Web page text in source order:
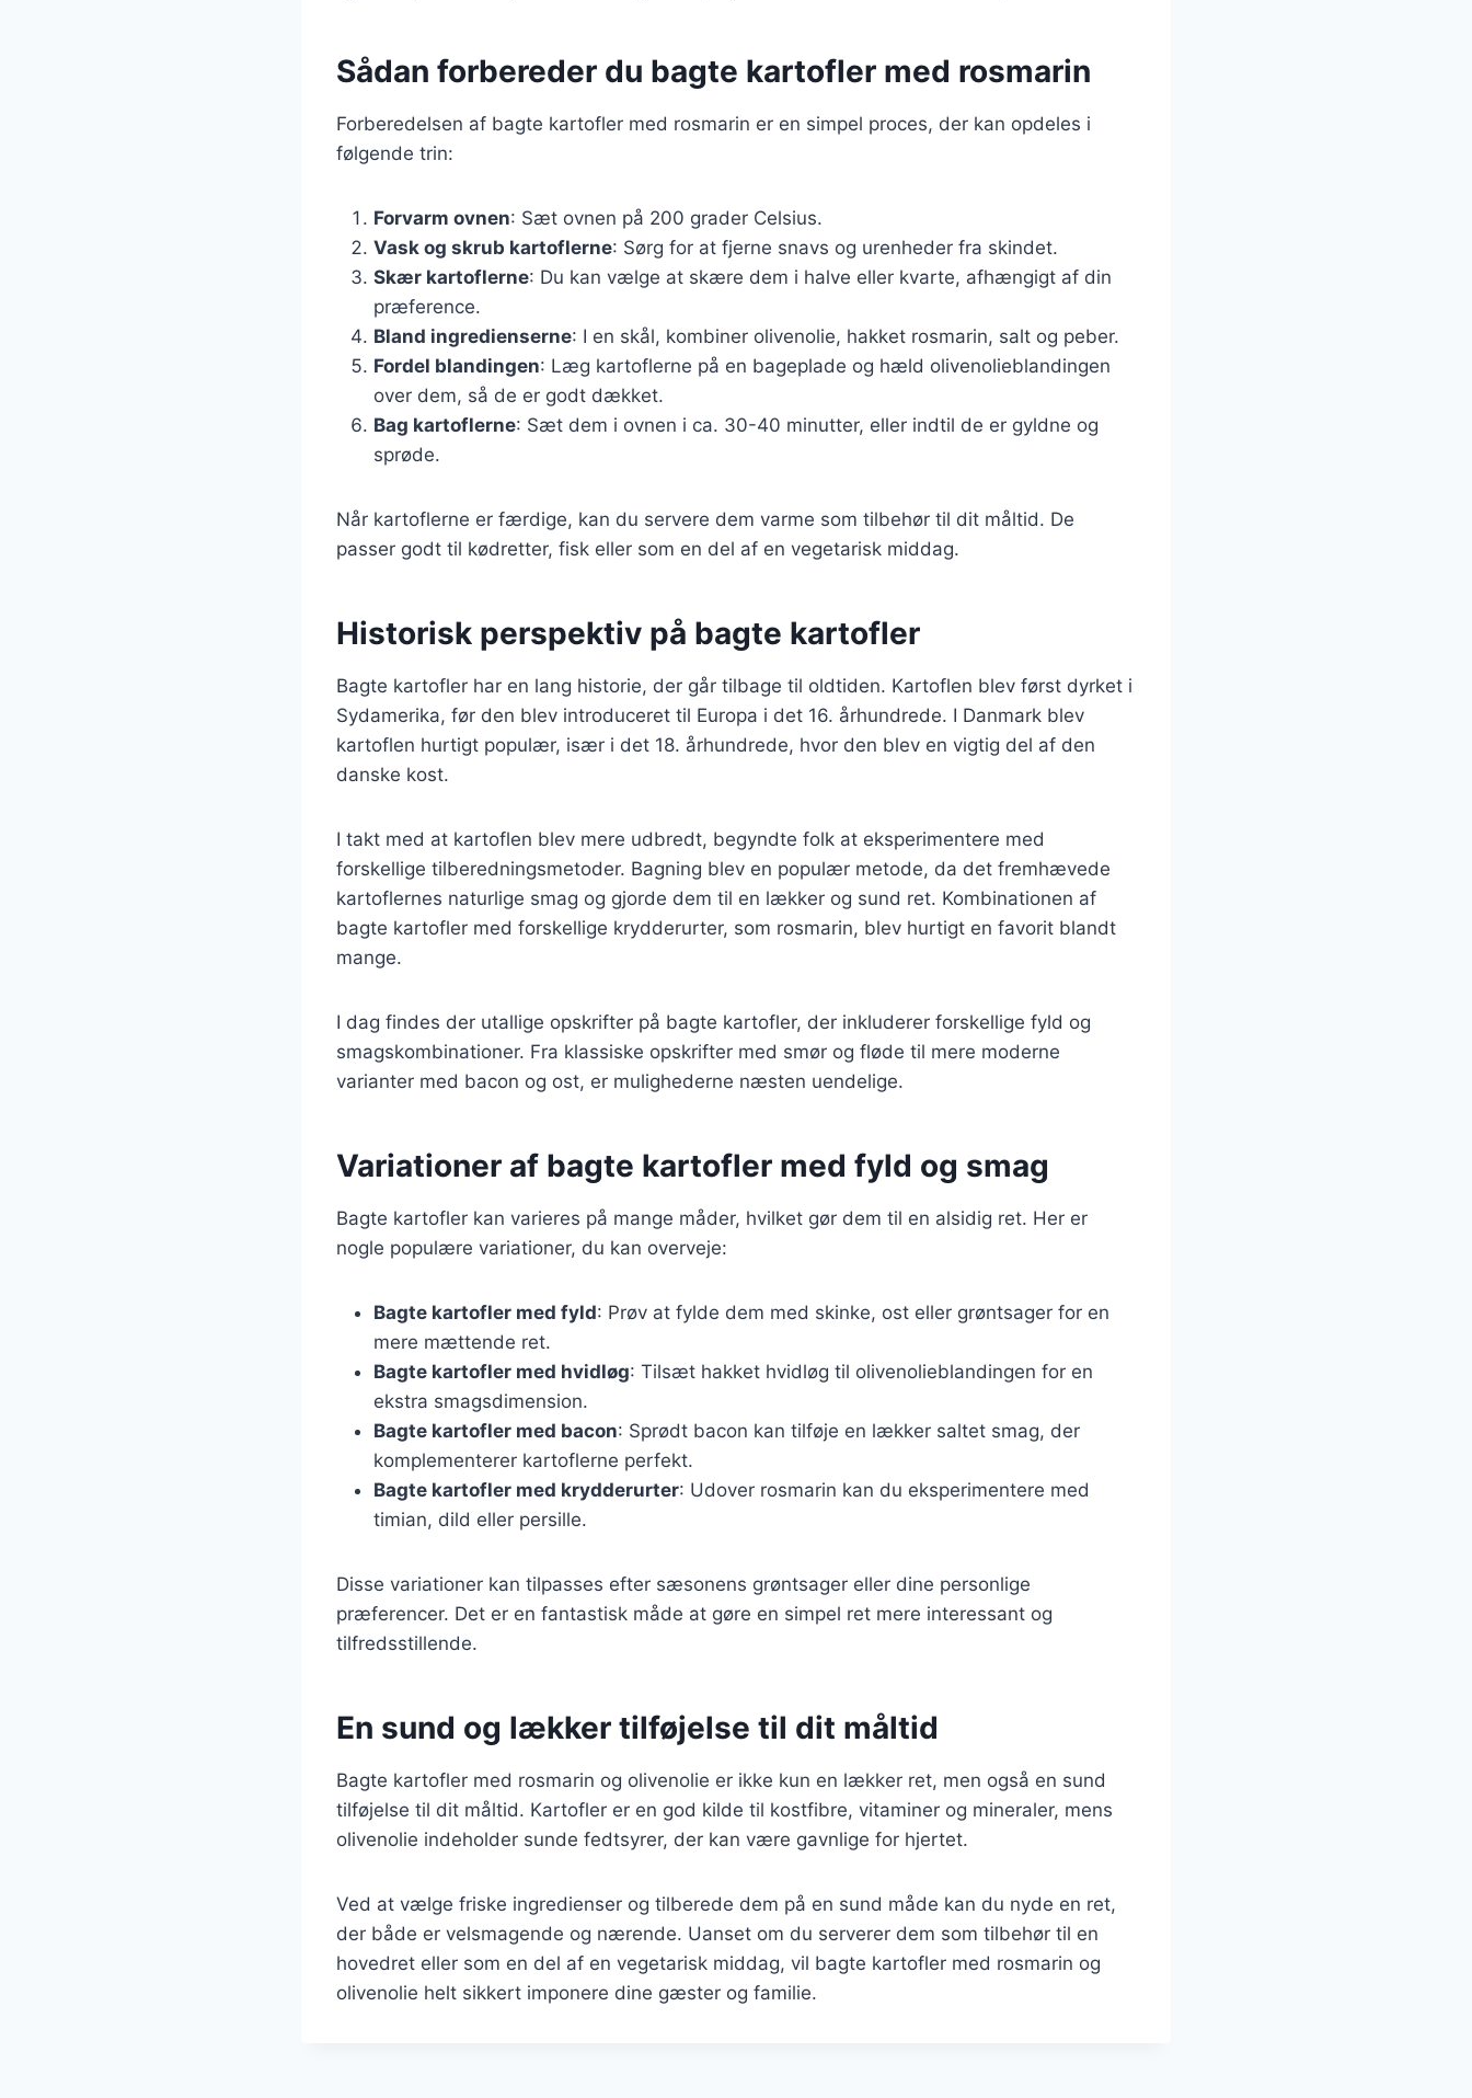
Sådan forbereder du bagte kartofler med rosmarin
Forberedelsen af bagte kartofler med rosmarin er en simpel proces, der kan opdeles i
følgende trin:
Forvarm ovnen: Sæt ovnen på 200 grader Celsius.
Vask og skrub kartoflerne: Sørg for at fjerne snavs og urenheder fra skindet.
Skær kartoflerne: Du kan vælge at skære dem i halve eller kvarte, afhængigt af din
præference.
Bland ingredienserne: I en skål, kombiner olivenolie, hakket rosmarin, salt og peber.
Fordel blandingen: Læg kartoflerne på en bageplade og hæld olivenolieblandingen
over dem, så de er godt dækket.
Bag kartoflerne: Sæt dem i ovnen i ca. 30-40 minutter, eller indtil de er gyldne og
sprøde.
Når kartoflerne er færdige, kan du servere dem varme som tilbehør til dit måltid. De
passer godt til kødretter, fisk eller som en del af en vegetarisk middag.
Historisk perspektiv på bagte kartofler
Bagte kartofler har en lang historie, der går tilbage til oldtiden. Kartoflen blev først dyrket i
Sydamerika, før den blev introduceret til Europa i det 16. århundrede. I Danmark blev
kartoflen hurtigt populær, især i det 18. århundrede, hvor den blev en vigtig del af den
danske kost.
I takt med at kartoflen blev mere udbredt, begyndte folk at eksperimentere med
forskellige tilberedningsmetoder. Bagning blev en populær metode, da det fremhævede
kartoflernes naturlige smag og gjorde dem til en lækker og sund ret. Kombinationen af
bagte kartofler med forskellige krydderurter, som rosmarin, blev hurtigt en favorit blandt
mange.
I dag findes der utallige opskrifter på bagte kartofler, der inkluderer forskellige fyld og
smagskombinationer. Fra klassiske opskrifter med smør og fløde til mere moderne
varianter med bacon og ost, er mulighederne næsten uendelige.
Variationer af bagte kartofler med fyld og smag
Bagte kartofler kan varieres på mange måder, hvilket gør dem til en alsidig ret. Her er
nogle populære variationer, du kan overveje:
Bagte kartofler med fyld: Prøv at fylde dem med skinke, ost eller grøntsager for en
mere mættende ret.
Bagte kartofler med hvidløg: Tilsæt hakket hvidløg til olivenolieblandingen for en
ekstra smagsdimension.
Bagte kartofler med bacon: Sprødt bacon kan tilføje en lækker saltet smag, der
komplementerer kartoflerne perfekt.
Bagte kartofler med krydderurter: Udover rosmarin kan du eksperimentere med
timian, dild eller persille.
Disse variationer kan tilpasses efter sæsonens grøntsager eller dine personlige
præferencer. Det er en fantastisk måde at gøre en simpel ret mere interessant og
tilfredsstillende.
En sund og lækker tilføjelse til dit måltid
Bagte kartofler med rosmarin og olivenolie er ikke kun en lækker ret, men også en sund
tilføjelse til dit måltid. Kartofler er en god kilde til kostfibre, vitaminer og mineraler, mens
olivenolie indeholder sunde fedtsyrer, der kan være gavnlige for hjertet.
Ved at vælge friske ingredienser og tilberede dem på en sund måde kan du nyde en ret,
der både er velsmagende og nærende. Uanset om du serverer dem som tilbehør til en
hovedret eller som en del af en vegetarisk middag, vil bagte kartofler med rosmarin og
olivenolie helt sikkert imponere dine gæster og familie.